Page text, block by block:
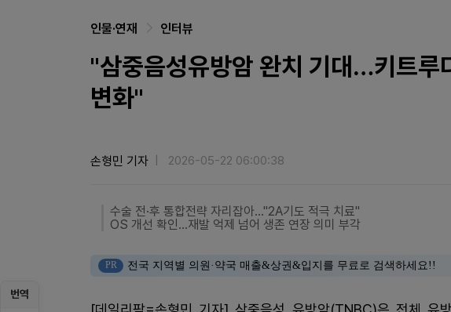
번역
인물·연재 인터뷰
"삼중음성유방암 완치 기대…키트루
변화"
손형민 기자 2026-05-22 06:00:38
수술 전·후 통합전략 자리잡아…"2A기도 적극 치료"
OS 개선 확인…재발 억제 넘어 생존 연장 의미 부각
PR 전국 지역별 의원·약국 매출&상권&입지를 무료로 검색하세요!!